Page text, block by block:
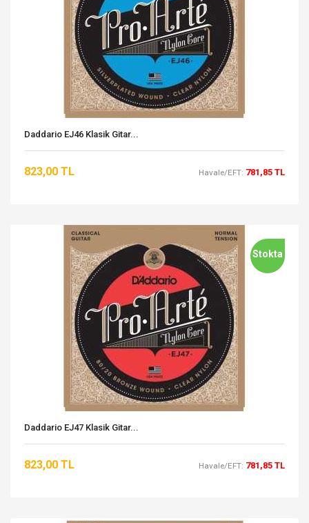
Daddario EJ46 Klasik Gitar...
823,00 TL Havale/EFT: 781,85 TL
Stokta
Daddario EJ47 Klasik Gitar...
823,00 TL Havale/EFT: 781,85 TL